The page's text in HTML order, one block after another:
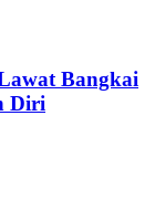
Bangkai
Diri